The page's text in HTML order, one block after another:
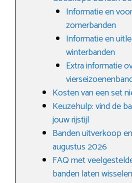
Informatie en
zomerbanden
Informatie en
winterbanden
Extra informatie
Kosten van een set
Keuzehulp: vind de
jouw rijstijl
Banden uitverkoop
augustus 2026
FAQ met
banden laten wisselen